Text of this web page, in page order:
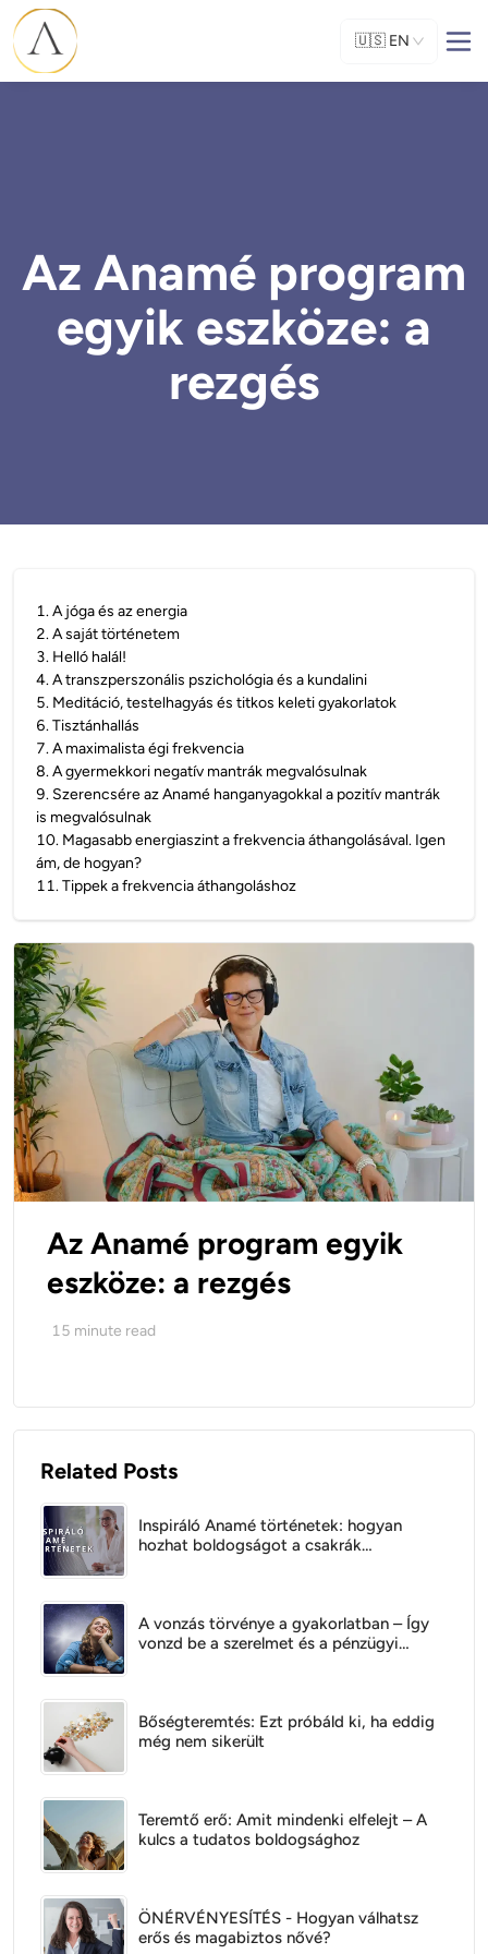
🇺🇸 EN
Az Anamé program
egyik eszköze: a
rezgés
1.A jóga és az energia
2.A saját történetem
3. Helló halál!
4.A transzperszonális pszichológia és a kundalini
5. Meditáció, testelhagyás és titkos keleti gyakorlatok
6.Tisztánhallás
7.A maximalista égi frekvencia
8.A gyermekkori negatív mantrák megvalósulnak
9. Szerencsére az Anamé hanganyagokkal a pozitív mantrák
is megvalósulnak
10. Magasabb energiaszint a frekvencia áthangolásával. Igen
ám, de hogyan?
11.Tippek a frekvencia áthangoláshoz
Az Anamé program egyik
eszköze: a rezgés
15 minute read
Related Posts
Inspiráló Anamé történetek: hogyan
hozhat boldogságot a csakrák
A vonzás törvénye a gyakorlatban – Így
vonzd be a szerelmet és a pénzügyi
Bőségteremtés: Ezt próbáld ki, ha eddig
még nem sikerült
Teremtő erő: Amit mindenki elfelejt – A
kulcs a tudatos boldogsághoz
ÖNÉRVÉNYESÍTÉS - Hogyan válhatsz
erős és magabiztos nővé?